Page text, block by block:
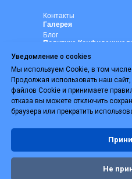
Частые Вопросы
Дилерам
Сертификаты
Вакансии
Контакты
Галерея
Политика
Блог
ИНН
Уведомление о cookies
Мы используем Cookie, в том
Продолжая использовать наш
файлов Cookie и принимаете
отказа вы можете отключить
браузера или прекратить
Не
Made on